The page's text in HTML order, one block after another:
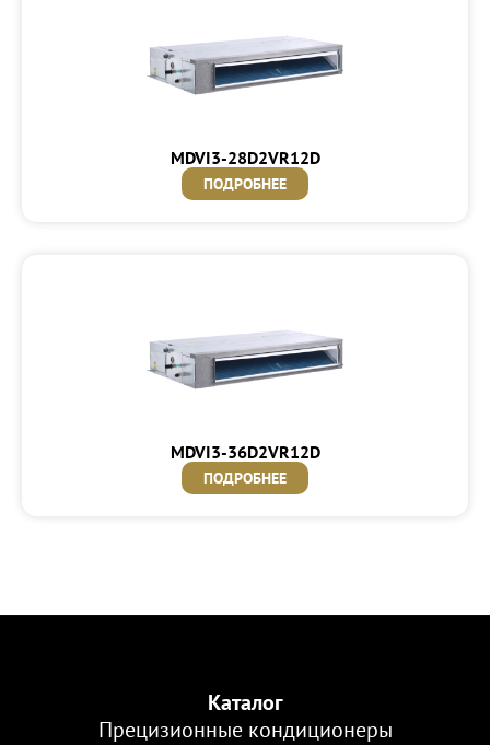
MDVI3-28D2VR12D
ПОДРОБНЕЕ
MDVI3-36D2VR12D
ПОДРОБНЕЕ
Каталог
Прецизионные кондиционеры